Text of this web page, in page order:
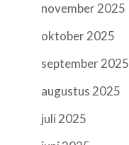
november 2025
oktober 2025
september 2025
augustus 2025
juli 2025